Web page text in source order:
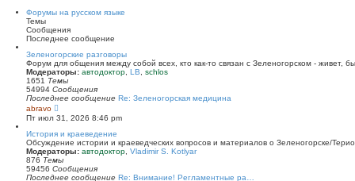
Форумы на русском языке
Темы
Сообщения
Последнее сообщение
Зеленогорские разговоры
Форум для общения между собой всех, кто как-то связан с Зеленогорском - живет,
Модераторы: автодоктор LB
schlos
1651 Темы
54994 Сообщения
Последнее сообщение Re: Зеленогорская медицина
abravo
е
р
е
й
т
и
к
п
Пт июл 31, 2026 8:46 pm
История и краеведение
Обсуждение истории и краеведческих вопросов и материалов о Зеленогорске/
Модераторы: автодоктор Vladimir S. Kotlyar
876 Темы
59456 Сообщения
Последнее сообщение Re: Внимание! Регламентные ра…